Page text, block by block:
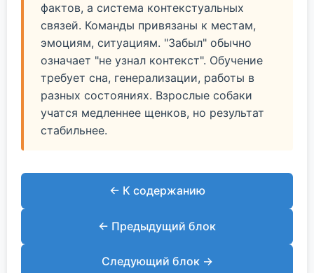
фактов, а система контекстуальных
связей. Команды привязаны к местам,
эмоциям, ситуациям. "Забыл" обычно
означает "не узнал контекст". Обучение
требует сна, генерализации, работы в
разных состояниях. Взрослые собаки
учатся медленнее щенков, но результат
стабильнее.
← К содержанию
← Предыдущий блок
Следующий блок →